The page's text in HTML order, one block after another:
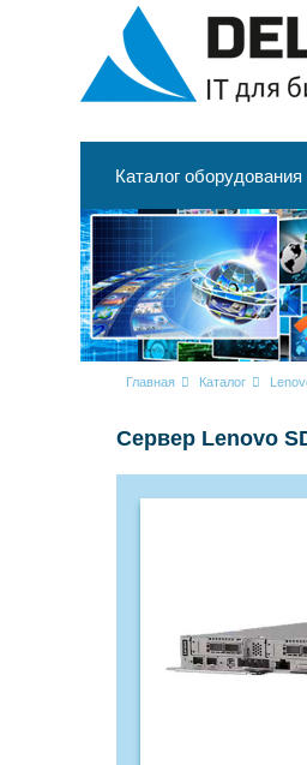
Каталог оборудования
Главная Каталог
Сервер Lenovo